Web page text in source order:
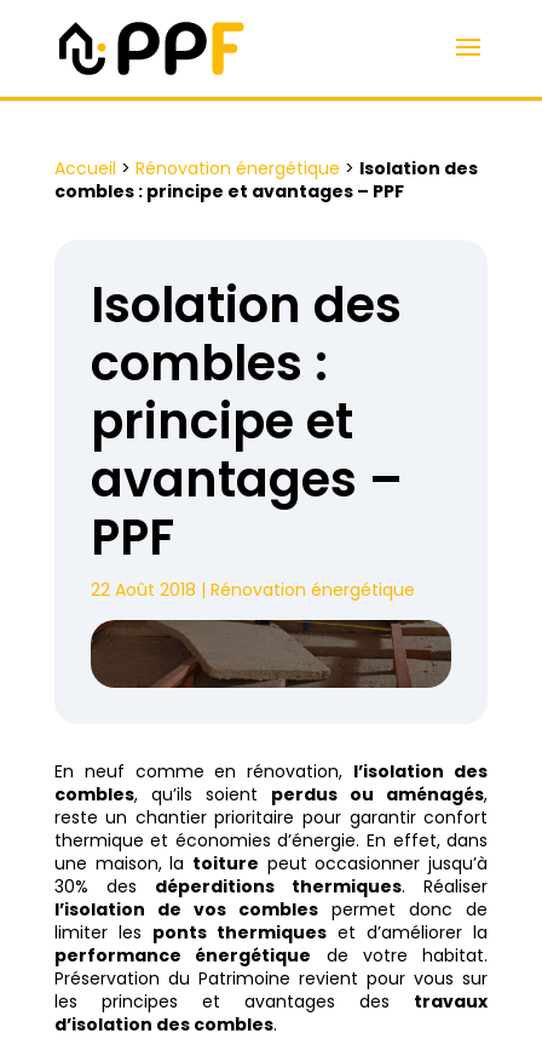
Accueil > Rénovation énergétique > Isolation des
combles : principe et avantages – PPF
Isolation des
combles :
principe et
avantages –
PPF
22 Août 2018 | Rénovation énergétique
En neuf comme en rénovation, l’isolation des
combles, qu’ils soient perdus ou aménagés,
reste un chantier prioritaire pour garantir confort
thermique et économies d’énergie. En effet, dans
une maison, la toiture peut occasionner jusqu’à
30% des déperditions thermiques. Réaliser
l’isolation de vos combles permet donc de
limiter les ponts thermiques et d’améliorer la
performance énergétique de votre habitat.
Préservation du Patrimoine revient pour vous sur
les principes et avantages des travaux
d’isolation des combles.